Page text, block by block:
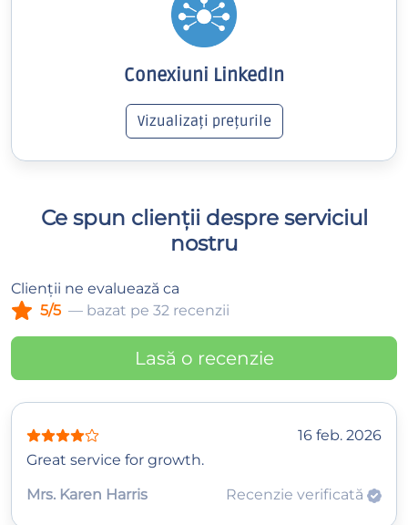
Conexiuni LinkedIn
Vizualizați prețurile
Ce spun clienții despre serviciul
nostru
Clienții ne evaluează ca
5/5 — bazat pe 32 recenzii
Lasă o recenzie
16 feb. 2026
Great service for growth.
Mrs. Karen Harris
Recenzie verificată